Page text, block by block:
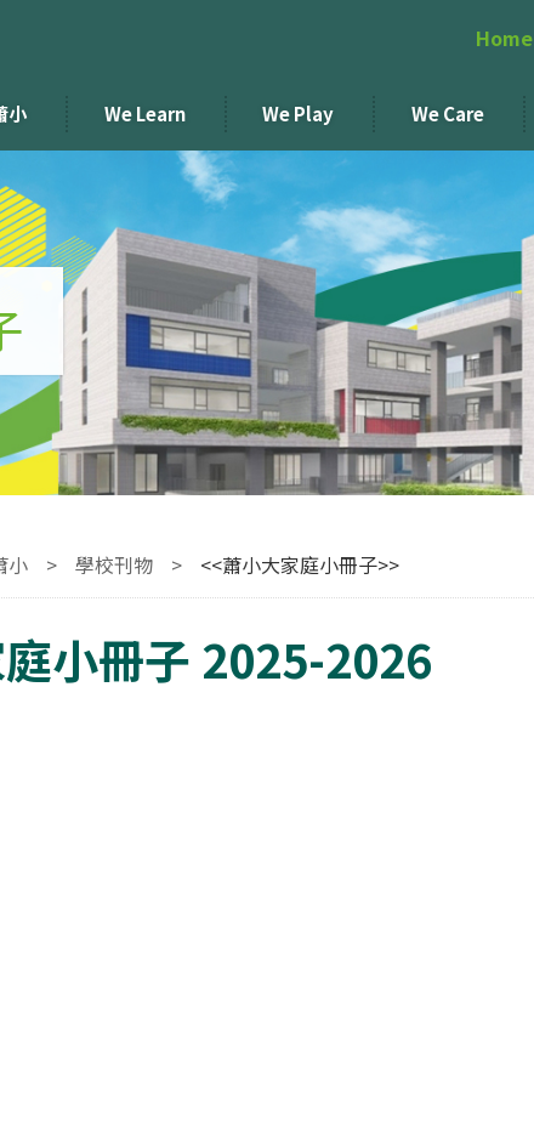
Home
小 We Learn We Play We Care
小 > 學校刊物 > <<蕭小大家庭小冊子>>
小冊子 2025-2026